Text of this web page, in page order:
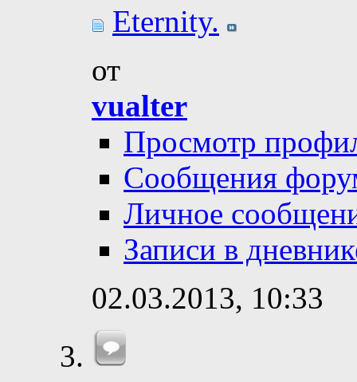
Eternity.
от
vualter
Просмотр
Сообщения
Личное
Записи в
02.03.2013, 10:33